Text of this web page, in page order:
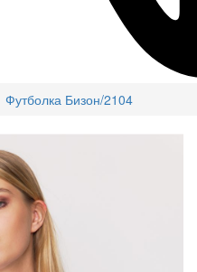
Футболка Бизон/2104